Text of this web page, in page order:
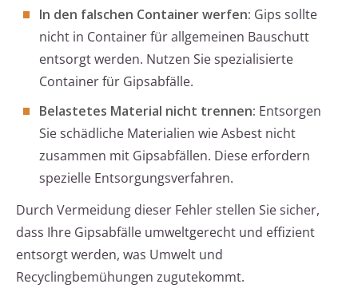
In den falschen Container werfen: Gips sollte
nicht in Container für allgemeinen Bauschutt
entsorgt werden. Nutzen Sie spezialisierte
Container für Gipsabfälle.
Belastetes Material nicht trennen: Entsorgen
Sie schädliche Materialien wie Asbest nicht
zusammen mit Gipsabfällen. Diese erfordern
spezielle Entsorgungsverfahren.
Durch Vermeidung dieser Fehler stellen Sie sicher,
dass Ihre Gipsabfälle umweltgerecht und effizient
entsorgt werden, was Umwelt und
Recyclingbemühungen zugutekommt.